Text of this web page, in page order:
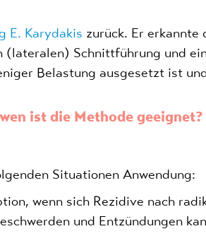
E. Karydakis zurück. Er
(lateralen) Schnittführung und
Belastung ausgesetzt ist
ist die Methode geeignet?
Situationen Anwendung:
wenn sich Rezidive nach
und Entzündungen